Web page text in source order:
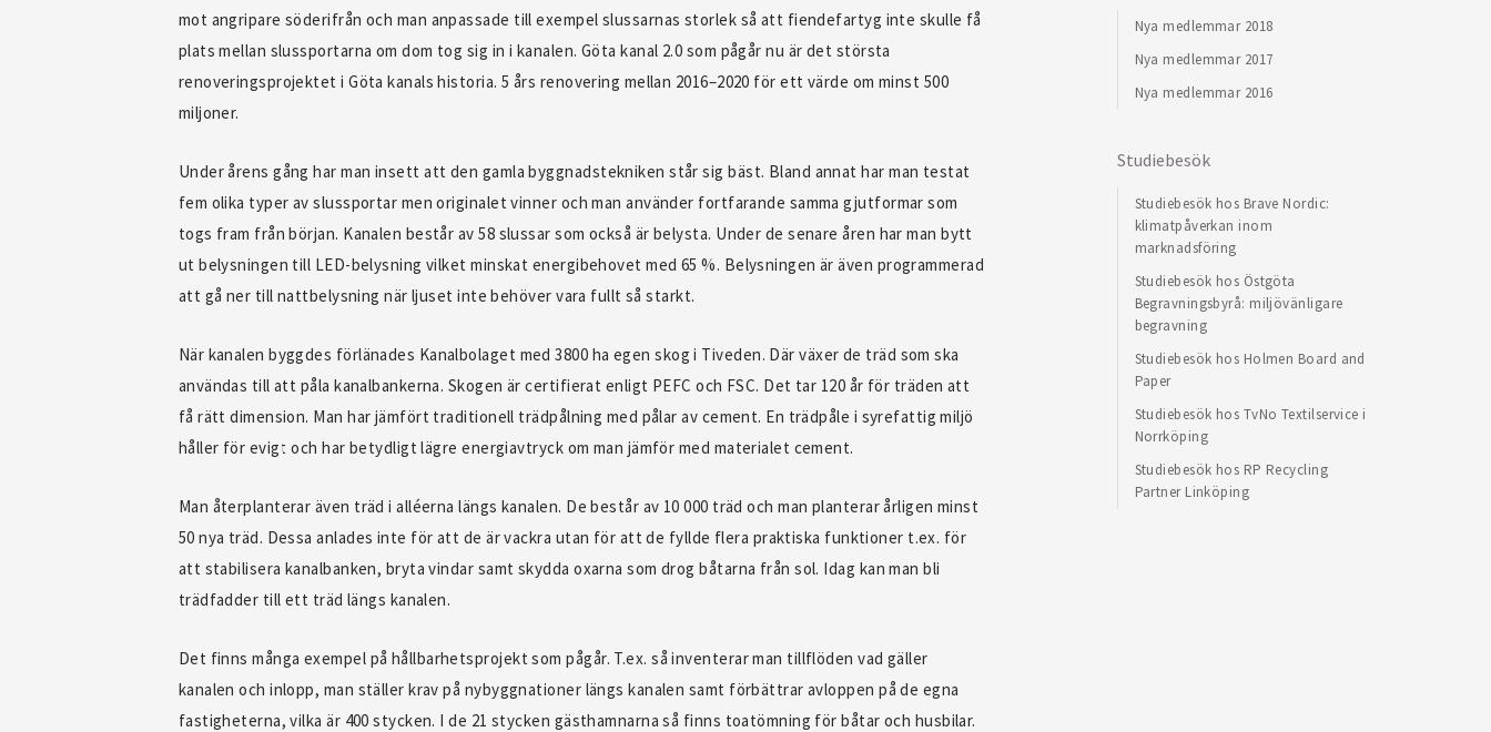
mot angripare söderifrån och man anpassade till exempel slussarnas storlek så att fiendefartyg inte skulle få
plats mellan slussportarna om dom tog sig in i kanalen. Göta kanal 2.0 som pågår nu är det största
renoveringsprojektet i Göta kanals historia. 5 års renovering mellan 2016–2020 för ett värde om minst 500
miljoner.
Under årens gång har man insett att den gamla byggnadstekniken står sig bäst. Bland annat har man testat
fem olika typer av slussportar men originalet vinner och man använder fortfarande samma gjutformar som
togs fram från början. Kanalen består av 58 slussar som också är belysta. Under de senare åren har man bytt
ut belysningen till LED-belysning vilket minskat energibehovet med 65 %. Belysningen är även programmerad
att gå ner till nattbelysning när ljuset inte behöver vara fullt så starkt.
När kanalen byggdes förlänades Kanalbolaget med 3800 ha egen skog i Tiveden. Där växer de träd som ska
användas till att påla kanalbankerna. Skogen är certifierat enligt PEFC och FSC. Det tar 120 år för träden att
få rätt dimension. Man har jämfört traditionell trädpålning med pålar av cement. En trädpåle i syrefattig miljö
håller för evigt och har betydligt lägre energiavtryck om man jämför med materialet cement.
Man återplanterar även träd i alléerna längs kanalen. De består av 10 000 träd och man planterar årligen minst
50 nya träd. Dessa anlades inte för att de är vackra utan för att de fyllde flera praktiska funktioner t.ex. för
att stabilisera kanalbanken, bryta vindar samt skydda oxarna som drog båtarna från sol. Idag kan man bli
trädfadder till ett träd längs kanalen.
Det finns många exempel på hållbarhetsprojekt som pågår. T.ex. så inventerar man tillflöden vad gäller
kanalen och inlopp, man ställer krav på nybyggnationer längs kanalen samt förbättrar avloppen på de egna
fastigheterna, vilka är 400 stycken. I de 21 stycken gästhamnarna så finns toatömning för båtar och husbilar.
Nya medlemmar 2018
Nya medlemmar 2017
Nya medlemmar 2016
Studiebesök
Studiebesök hos Brave Nordic:
klimatpåverkan inom
marknadsföring
Studiebesök hos Östgöta
Begravningsbyrå: miljövänligare
begravning
Studiebesök hos Holmen Board and
Paper
Studiebesök hos TvNo Textilservice i
Norrköping
Studiebesök hos RP Recycling
Partner Linköping